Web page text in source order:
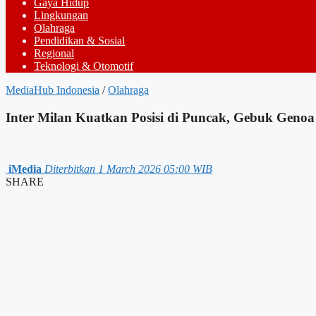
Gaya Hidup
Lingkungan
Olahraga
Pendidikan & Sosial
Regional
Teknologi & Otomotif
MediaHub Indonesia / Olahraga
Inter Milan Kuatkan Posisi di Puncak, Gebuk
iMedia Diterbitkan 1 March 2026 05:00 WIB
SHARE